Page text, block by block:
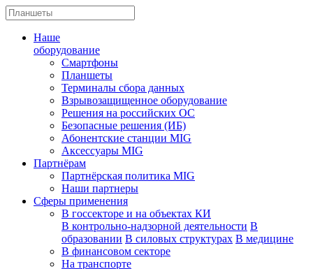
Наше
оборудование
Смартфоны
Планшеты
Терминалы сбора данных
Взрывозащищенное оборудование
Решения на российских ОС
Безопасные решения (ИБ)
Абонентские станции MIG
Аксессуары MIG
Партнёрам
Партнёрская политика MIG
Наши партнеры
Сферы применения
В госсекторе и на объектах КИ
В контрольно-надзорной деятельности В
образовании В силовых структурах В медицине
В финансовом секторе
На транспорте